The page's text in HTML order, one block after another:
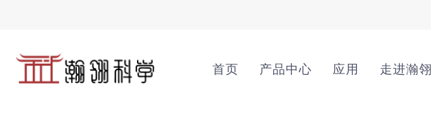
首页 产品中心 应用 走进瀚翎